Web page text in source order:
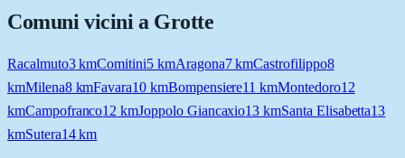
Comuni vicini a Grotte
Racalmuto3kmComitini5kmAragona7kmCastrofilippo8
kmMilena8kmFavara10 kmBompensiere11 kmMontedoro12
kmCampofranco12 kmJoppolo Giancaxio13 kmSanta Elisabetta13
kmSutera14km